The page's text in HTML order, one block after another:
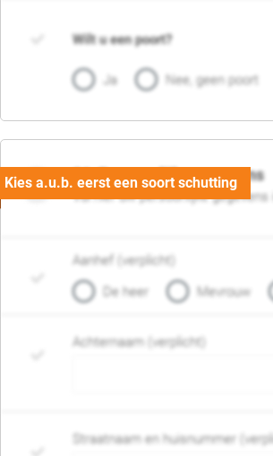
Wilt u een poort?
Ja Nee, geen poort
06. Persoonlijke gegevens
Vul hier uw persoonlijke gegevens
Aanhef (verplicht)
De heer
Mevrouw
Achternaam (verplicht)
Straatnaam en huisnummer